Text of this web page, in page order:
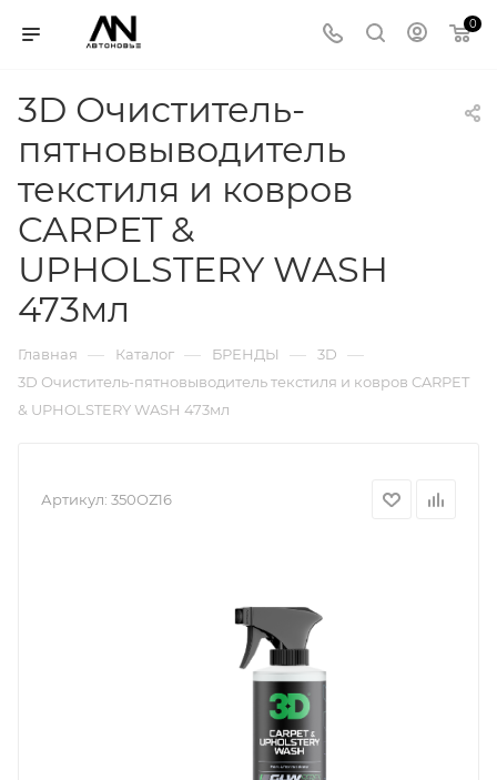
0
3D Очиститель-
пятновыводитель
текстиля и ковров
CARPET &
UPHOLSTERY WASH
473мл
Главная — Каталог — БРЕНДЫ — 3D —
3D Очиститель-пятновыводитель текстиля и ковров CARPET
& UPHOLSTERY WASH 473мл
Артикул: 350OZ16